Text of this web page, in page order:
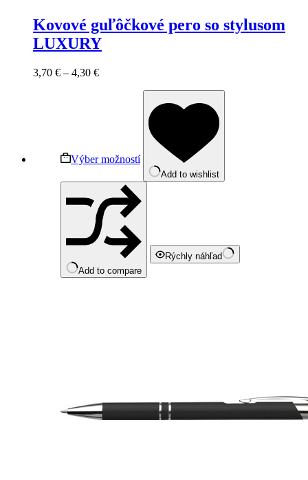
Kovové guľôčkové pero so stylusom
LUXURY
3,70 € – 4,30 €
Výber možností
Add to wishlist
Add to compare
Rýchly náhľad